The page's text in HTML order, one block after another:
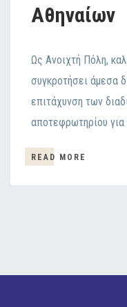
Αθηναίων
Ως Ανοιχτή Πόλη,
συγκροτήσει άμεσα
επιτάχυνση των
αποτεφρωτηρίου
READ MORE